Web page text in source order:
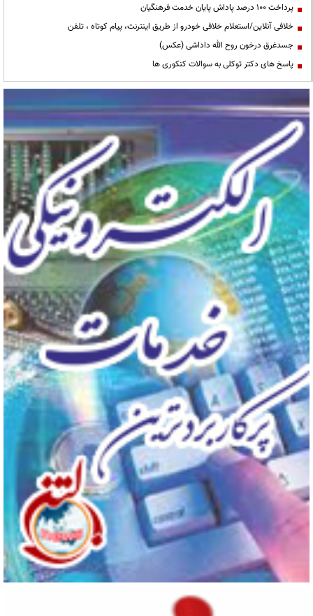
پرداخت ۱۰۰ درصد پاداش پایان خدمت فرهنگیان
خلافی آنلاین/استعلام خلافی خودرو از طریق اینترنت، پیام کوتاه ، تلفن
جسدغرق درخون روح الله داداشی (عکس)
پاسخ های دکتر توکلی به سوالات کنکوری ها